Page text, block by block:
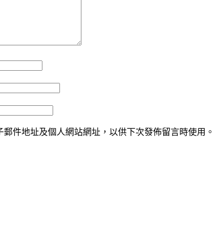
件地址及個人網站網址，以供下次發佈留言時使用。